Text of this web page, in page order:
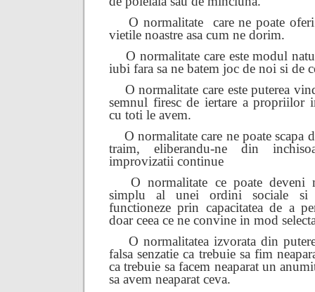
O normalitate
care ne poate
vietile noastre asa cum ne dorim.
O normalitate care este modul
iubi fara sa ne batem joc de noi si de
O normalitate care este puterea
semnul firesc de iertare a propriilor
cu toti le avem.
O normalitate care ne poate scapa
traim, eliberandu-ne din
improvizatii continue
O normalitate ce poate deveni
simplu al unei ordini sociale si
functioneze prin capacitatea de a
doar ceea ce ne convine in mod
O normalitatea izvorata din
falsa senzatie ca trebuie sa fim
ca trebuie sa facem neaparat un
sa avem neaparat ceva.